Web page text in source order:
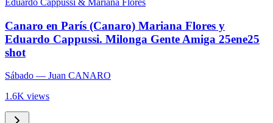
Eduardo Cappussi & Mariana Flores
Canaro en París (Canaro) Mariana Flores y
Eduardo Cappussi. Milonga Gente Amiga 25ene25
shot
Sábado — Juan CANARO
1.6K views